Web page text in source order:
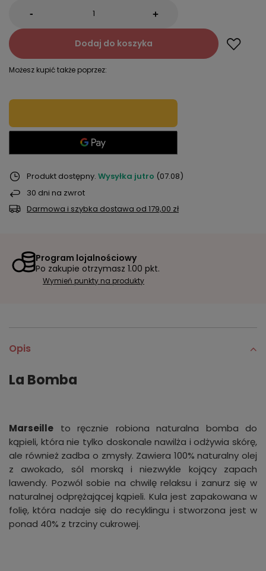
- +
Dodaj do koszyka
Możesz kupić także poprzez:
Produkt dostępny Wysyłka jutro (07.08)
30 dni na zwrot
Darmowa i szybka dostawa od 179,00 zł
Program lojalnościowy
Po zakupie otrzymasz 1.00 pkt.
Wymień punkty na produkty
Opis
La Bomba
Marseille to ręcznie robiona naturalna bomba do
kąpieli, która nie tylko doskonale nawilża i odżywia skórę,
ale również zadba o zmysły. Zawiera 100% naturalny olej
z awokado, sól morską i niezwykle kojący zapach
lawendy. Pozwól sobie na chwilę relaksu i zanurz się w
naturalnej odprężającej kąpieli. Kula jest zapakowana w
folię, która nadaje się do recyklingu i stworzona jest w
ponad 40% z trzciny cukrowej.